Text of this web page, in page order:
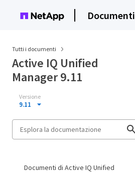
Documenti
Tutti i documenti
Active IQ Unified
Manager 9.11
Versione
9.11
Documenti di Active IQ Unified